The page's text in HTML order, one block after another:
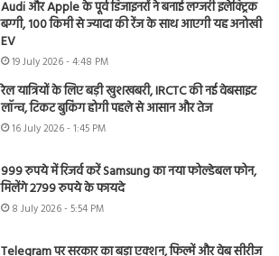
Audi और Apple के पूर्व डिजाइनरों ने बनाई लग्जरी इलेक्ट्रिक
बग्गी, 100 किमी से ज्यादा की रेंज के साथ आएगी यह अनोखी
EV
19 July 2026 - 4:48 PM
रेल यात्रियों के लिए बड़ी खुशखबरी, IRCTC की नई वेबसाइट
लॉन्च, टिकट बुकिंग होगी पहले से आसान और तेज
16 July 2026 - 1:45 PM
999 रुपये में रिजर्व करें Samsung का नया फोल्डेबल फोन,
मिलेंगे 2799 रुपये के फायदे
8 July 2026 - 5:54 PM